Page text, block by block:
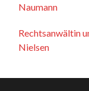
Naumann
Rechtsanwältin
Nielsen